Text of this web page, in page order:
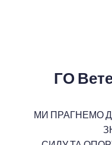
ГО
МИ ПРАГНЕМО